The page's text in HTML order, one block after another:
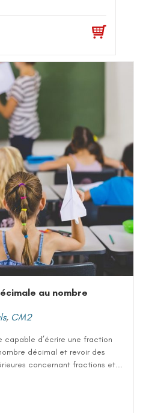
au nombre
, CM2
capable d’écrire une fraction
décimal et revoir des
concernant fractions et...